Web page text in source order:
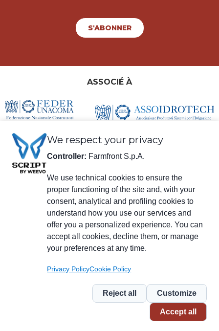
S'ABONNER
ASSOCIÉ À
Informations légales
Farmfront S.p.A.
Usine et Siège social: Via S. Eusebio 7, 41014 Castelvetro di Modena (MO) -
C.F., TVA, Numéro Inscription C.C.I.A.A. de Modena 01294030364 - PEC:
farmfrontspa@legalmail.it
Privacy NL Whistleblowing Cookie
We respect your privacy
Controller: Farmfront S.p.A.
We use technical cookies to ensure the
proper functioning of the site and, with your
consent, analytical and profiling cookies to
understand how you use our services and
offer you a personalized experience. You can
accept all cookies, decline them, or manage
your preferences at any time.
Privacy PolicyCookie Policy
Reject all Customize
Accept all